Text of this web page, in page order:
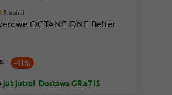
9 opinii
OCTANE ONE Belter
-11%
już jutro! Dostawa GRATIS